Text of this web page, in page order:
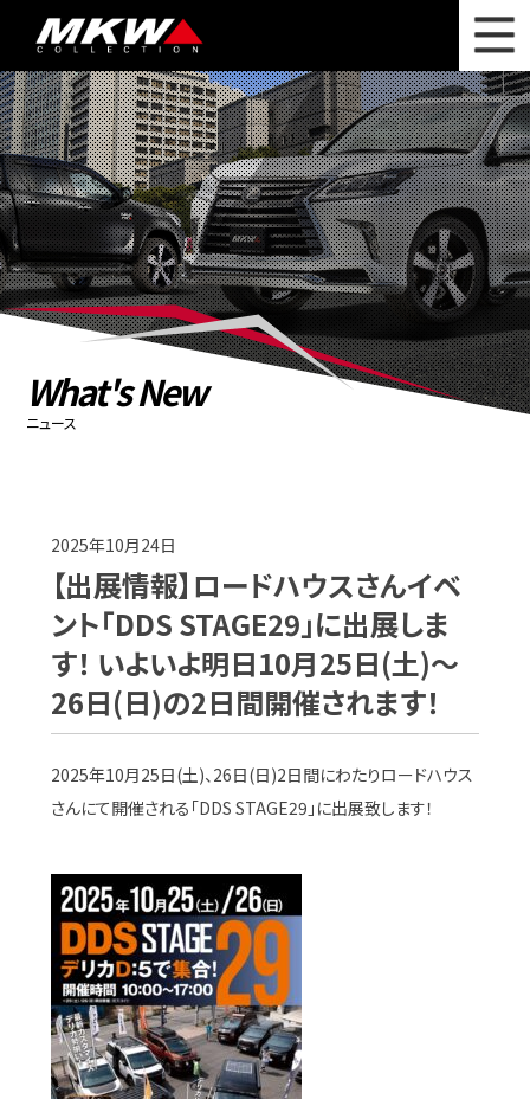
WHAT'S NEW ニュース
WHEEL LINEUP ホイールラインナップ
OTHER PRODUCT 関連製品
PHOTO GALLERY フォトギャラリー
カタログ請求
PRIVACY POLICY 個人情報保護方針
What's New
ニュース
2025年10月24日
【出展情報】ロードハウスさんイベ
ント「DDS STAGE29」に出展しま
す！ いよいよ明日10月25日(土)～
26日(日)の2日間開催されます！
2025年10月25日(土)、26日(日)2日間にわたりロードハウス
さんにて開催される「DDS STAGE29」に出展致します！